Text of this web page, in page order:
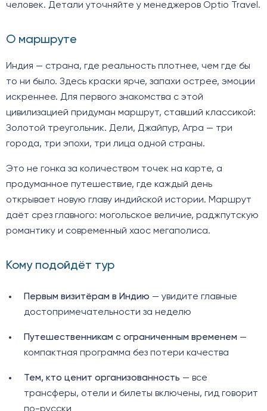
человек. Детали уточняйте у менеджеров Optio Travel.
О маршруте
Индия — страна, где реальность плотнее, чем где бы
то ни было. Здесь краски ярче, запахи острее, эмоции
искреннее. Для первого знакомства с этой
цивилизацией придуман маршрут, ставший классикой:
Золотой треугольник. Дели, Джайпур, Агра — три
города, три эпохи, три лица одной страны.
Это не гонка за количеством точек на карте, а
продуманное путешествие, где каждый день
открывает новую главу индийской истории. Маршрут
даёт срез главного: могольское величие, раджпутскую
романтику и современный хаос мегаполиса.
Кому подойдёт тур
Первым визитёрам в Индию — увидите главные
достопримечательности за неделю
Путешественникам с ограниченным временем —
компактная программа без потери качества
Тем, кто ценит организованность — все
трансферы, отели и билеты включены, гид говорит